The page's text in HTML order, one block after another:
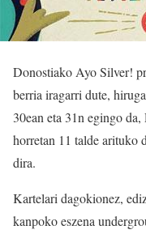
Donostiako Ayo Silver!
berria iragarri dute,
30ean eta 31n egingo
horretan 11 talde arituko
dira.
Kartelari dagokionez,
kanpoko eszena